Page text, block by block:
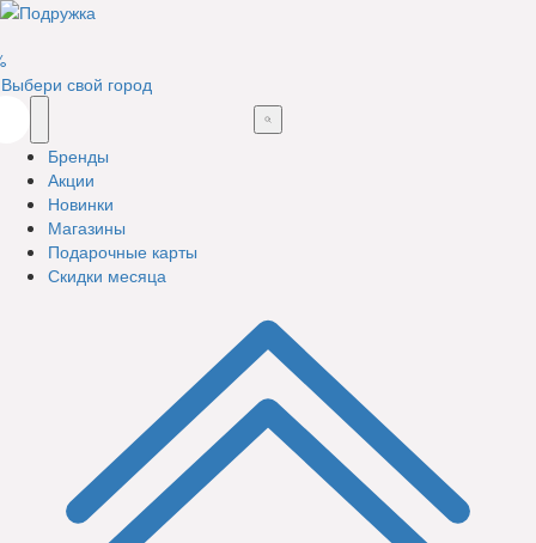
Выбери свой город
Бренды
Акции
Новинки
Магазины
Подарочные карты
Скидки месяца